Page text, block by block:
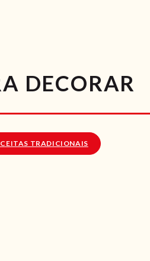
VÍDEOS
DECORAR
TRADICIONAIS